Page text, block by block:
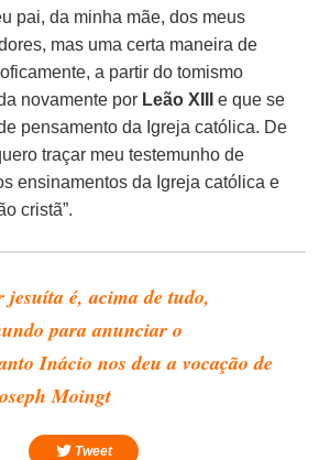
pai, da minha mãe, dos meus
mas uma certa maneira de
a partir do tomismo
novamente por Leão XIII
e que se
pensamento da Igreja católica. De
traçar meu testemunho de
ensinamentos da Igreja católica e
cristã”.
jesuíta é, acima de tudo,
para anunciar o
Inácio nos deu a vocação de
Moingt
Tweet